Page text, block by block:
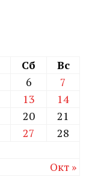
Сб
Вс
6
7
13
14
20
21
27
28
Окт »